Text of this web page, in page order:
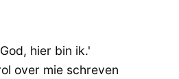
hier bin ik.'
over mie schreven